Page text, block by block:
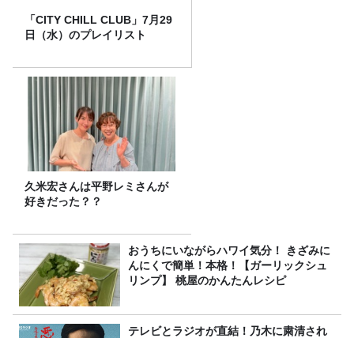
「CITY CHILL CLUB」7月29
日（水）のプレイリスト
久米宏さんは平野レミさんが
好きだった？？
おうちにいながらハワイ気分！ きざみに
んにくで簡単！本格！【ガーリックシュ
リンプ】 桃屋のかんたんレシピ
テレビとラジオが直結！乃木に粛清され